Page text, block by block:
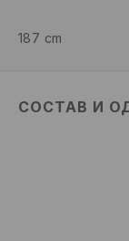
187 cm
СОСТАВ И